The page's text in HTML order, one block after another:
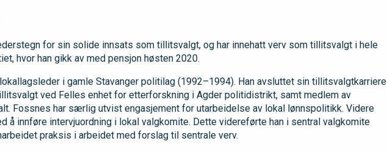
for sin solide innsats som tillitsvalgt, og har innehatt verv som tillitsvalgt i hele
hvor han gikk av med pensjon høsten 2020.
lokallagsleder i gamle Stavanger politilag (1992–1994). Han avsluttet sin tillitsvalgtkarriere
ved Felles enhet for etterforskning i Agder politidistrikt, samt medlem av
Fossnes har særlig utvist engasjement for utarbeidelse av lokal lønnspolitikk. Videre
å innføre intervjuordning i lokal valgkomite. Dette videreførte han i sentral valgkomite
praksis i arbeidet med forslag til sentrale verv.